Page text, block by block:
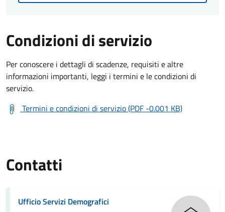
Condizioni di servizio
Per conoscere i dettagli di scadenze, requisiti e altre
informazioni importanti, leggi i termini e le condizioni di
servizio.
Termini e condizioni di servizio (PDF -0.001 KB)
Contatti
Ufficio Servizi Demografici